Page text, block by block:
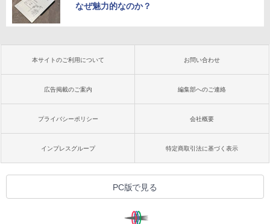
なぜ魅力的なのか？
本サイトのご利用について お問い合わせ
広告掲載のご案内 編集部へのご連絡
プライバシーポリシー 会社概要
インプレスグループ 特定商取引法に基づく表示
PC版で見る